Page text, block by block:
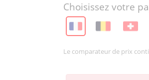
Choisissez votre
Le comparateur de prix